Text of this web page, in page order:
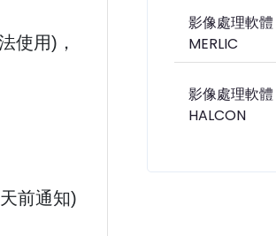
使用)，
前通知)
影像處理軟體
MERLIC
影像處理軟體
HALCON